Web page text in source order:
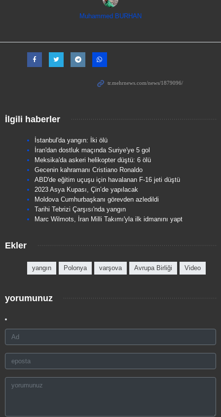
Muhammed BURHAN
İlgili haberler
İstanbul'da yangın: İki ölü
İran'dan dostluk maçında Suriye'ye 5 gol
Meksika'da askeri helikopter düştü: 6 ölü
Gecenin kahramanı Cristiano Ronaldo
ABD'de eğitim uçuşu için havalanan F-16 jeti düştü
2023 Asya Kupası, Çin’de yapılacak
Moldova Cumhurbaşkanı görevden azledildi
Tarihi Tebrizi Çarşısı'nda yangın
Marc Wilmots, İran Milli Takımı'yla ilk idmanını yapt
Ekler
yangın Polonya varşova Avrupa Birliği Video
yorumunuz